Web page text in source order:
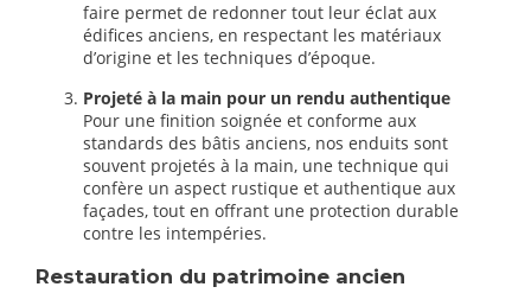
faire permet de redonner tout leur éclat aux
édifices anciens, en respectant les matériaux
d’origine et les techniques d’époque.
Projeté à la main pour un rendu authentique
Pour une finition soignée et conforme aux
standards des bâtis anciens, nos enduits sont
souvent projetés à la main, une technique qui
confère un aspect rustique et authentique aux
façades, tout en offrant une protection durable
contre les intempéries.
Restauration du patrimoine ancien